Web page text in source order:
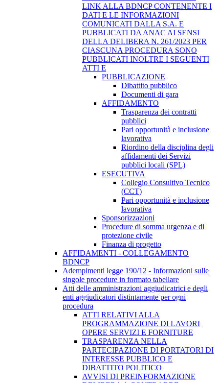
LINK ALLA BDNCP CONTENENTE I
DATI E LE INFORMAZIONI
COMUNICATI DALLA S.A. E
PUBBLICATI DA ANAC AI SENSI
DELLA DELIBERA N. 261/2023 PER
CIASCUNA PROCEDURA SONO
PUBBLICATI INOLTRE I SEGUENTI
ATTI E
PUBBLICAZIONE
Dibattito pubblico
Documenti di gara
AFFIDAMENTO
Trasparenza dei contratti
pubblici
Pari opportunità e inclusione
lavorativa
Riordino della disciplina degli
affidamenti dei Servizi
pubblici locali (SPL)
ESECUTIVA
Collegio Consultivo Tecnico
(CCT)
Pari opportunità e inclusione
lavorativa
Sponsorizzazioni
Procedure di somma urgenza e di
protezione civile
Finanza di progetto
AFFIDAMENTI - COLLEGAMENTO
BDNCP
Adempimenti legge 190/12 - Informazioni sulle
singole procedure in formato tabellare
Atti delle amministrazioni aggiudicatrici e degli
enti aggiudicatori distintamente per ogni
procedura
ATTI RELATIVI ALLA
PROGRAMMAZIONE DI LAVORI
OPERE SERVIZI E FORNITURE
TRASPARENZA NELLA
PARTECIPAZIONE DI PORTATORI DI
INTERESSE PUBBLICO E
DIBATTITO POLITICO
AVVISI DI PREINFORMAZIONE